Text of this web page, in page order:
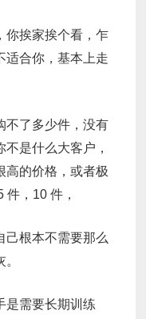
你挨家挨个看，乍
适合你，基本上走
不了多少件，没有
是什么大客户，
高的价格，或者极
，10 件，
己根本不需要那么
是需要长期训练